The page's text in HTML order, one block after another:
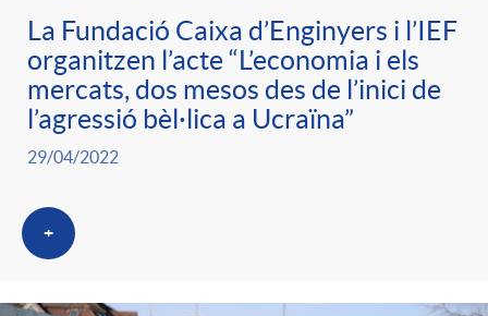
La Fundació Caixa d’Enginyers i l’IEF
organitzen l’acte “L’economia i els
mercats, dos mesos des de l’inici de
l’agressió bèl·lica a Ucraïna”
29/04/2022
+